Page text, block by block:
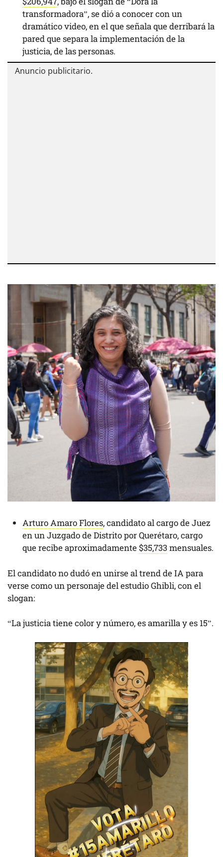
transformadora”, se dió a conocer con un
dramático video, en el que señala que derribará la
pared que separa la implementación de la
justicia, de las personas.
Arturo Amaro Flores, candidato al cargo de Juez
en un Juzgado de Distrito por Querétaro, cargo
que recibe aproximadamente$35,733mensuales.
El candidato no dudó en unirse al trend de IA para
verse como un personaje del estudio Ghibli, con el
slogan:
“La justicia tiene color y número, es amarilla y es 15”.